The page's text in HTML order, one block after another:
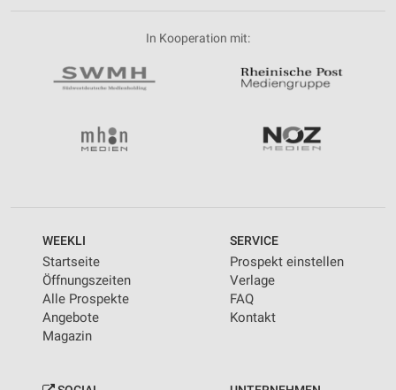
In Kooperation mit:
WEEKLI
Startseite
Öffnungszeiten
Alle Prospekte
Angebote
Magazin
SERVICE
Prospekt einstellen
Verlage
FAQ
Kontakt